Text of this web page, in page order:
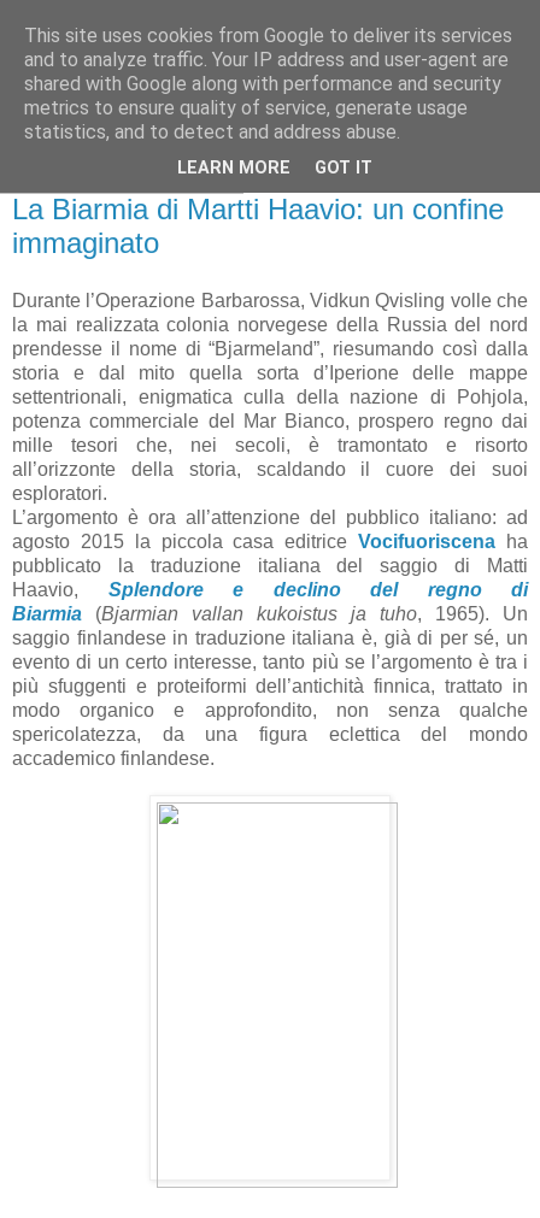
Gangleri - Il blog del
Progetto Bifröst
La Biarmia di Martti Haavio: un confine
immaginato
Durante l’Operazione Barbarossa, Vidkun Qvisling volle che
la mai realizzata colonia norvegese della Russia del nord
prendesse il nome di “Bjarmeland”, riesumando così dalla
storia e dal mito quella sorta d’Iperione delle mappe
settentrionali, enigmatica culla della nazione di Pohjola,
potenza commerciale del Mar Bianco, prospero regno dai
mille tesori che, nei secoli, è tramontato e risorto
all’orizzonte della storia, scaldando il cuore dei suoi
esploratori.
L’argomento è ora all’attenzione del pubblico italiano: ad
agosto 2015 la piccola casa editriceVocifuoriscena ha
pubblicato la traduzione italiana del saggio di Matti
Haavio, Splendore e declino del regno di
Biarmia (Bjarmian vallan kukoistus ja tuho, 1965). Un
saggio finlandese in traduzione italiana è, già di per sé, un
evento di un certo interesse, tanto più se l’argomento è tra i
più sfuggenti e proteiformi dell’antichità finnica, trattato in
modo organico e approfondito, non senza qualche
spericolatezza, da una figura eclettica del mondo
accademico finlandese.
This site uses cookies from Google to deliver its services
and to analyze traffic. Your IP address and user-agent are
shared with Google along with performance and security
metrics to ensure quality of service, generate usage
statistics, and to detect and address abuse.
LEARN MORE GOT IT